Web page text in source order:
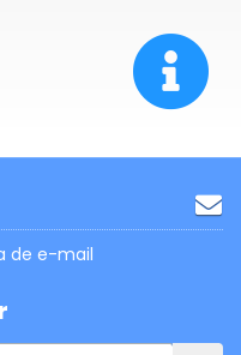
de e-mail